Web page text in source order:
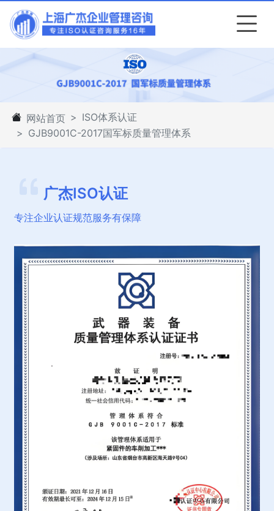
网站首页
ISO体系认证
GJB9001C-2017国军标质量管理体系
广杰ISO认证
专注企业认证规范服务有保障